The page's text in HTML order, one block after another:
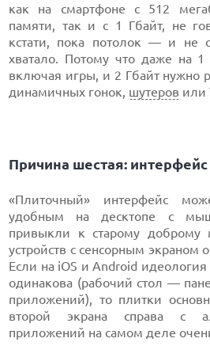
как на смартфоне с 512
памяти, так и с 1 Гбайт, не
кстати, пока потолок — и не
хватало. Потому что даже на 1
включая игры, и 2 Гбайт нужно
динамичных гонок, шутеров или
Причина шестая:
«Плиточный» интерфейс
удобным на десктопе с
привыкли к старому
устройств с сенсорным экраном
Если на iOS и Android
одинакова (рабочий стол —
приложений), то плитки
второй экрана справа с
приложений на самом деле